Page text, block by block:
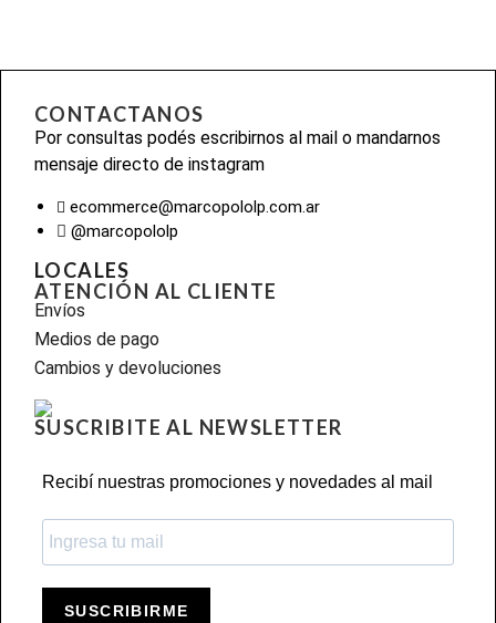
CONTACTANOS
Por consultas podés escribirnos al mail o mandarnos
mensaje directo de instagram
ecommerce@marcopololp.com.ar
@marcopololp
LOCALES
ATENCIÓN AL CLIENTE
Envíos
Medios de pago
Cambios y devoluciones
SUSCRIBITE AL NEWSLETTER
Recibí nuestras promociones y novedades al mail
SUSCRIBIRME